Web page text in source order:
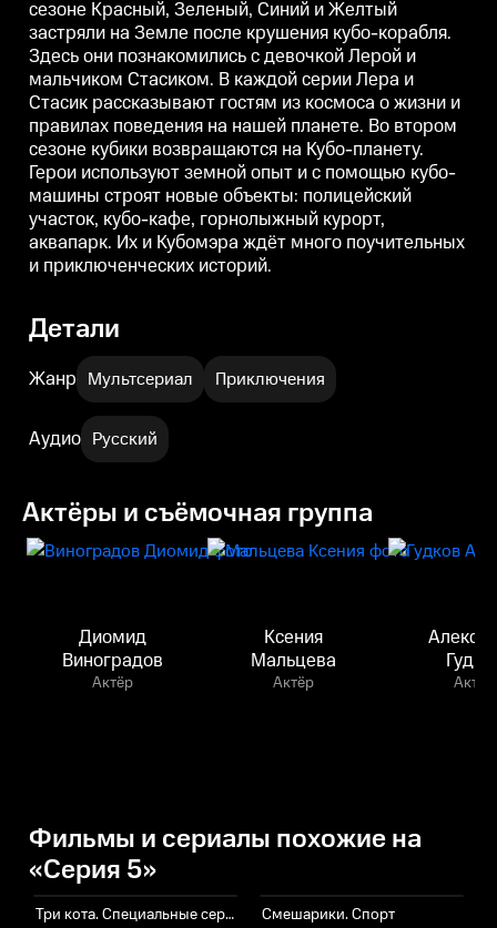
втором сезоне кубики
возвращаются на Кубо-планету.
Герои используют земной опыт
и с помощью кубо-машины
строят новые объекты:
полицейский участок, кубо-
кафе, горнолыжный курорт,
аквапарк. Их и Кубомэра ждёт
много поучительных и
приключенческих историй.
втором сезоне кубики
возвращаются на Кубо-планету.
Герои используют земной опыт
и с помощью кубо-машины
строят новые объекты:
полицейский участок, кубо-
кафе, горнолыжный курорт,
аквапарк. Их и Кубомэра ждёт
много поучительных и
приключенческих историй.
сезоне Красный, Зеленый, Синий и Желтый
застряли на Земле после крушения кубо-корабля.
Здесь они познакомились с девочкой Лерой и
мальчиком Стасиком. В каждой серии Лера и
Стасик рассказывают гостям из космоса о жизни и
правилах поведения на нашей планете. Во втором
сезоне кубики возвращаются на Кубо-планету.
Герои используют земной опыт и с помощью кубо-
машины строят новые объекты: полицейский
участок, кубо-кафе, горнолыжный курорт,
аквапарк. Их и Кубомэра ждёт много поучительных
и приключенческих историй.
Детали
Жанр Мультсериал Приключения
Аудио Русский
Актёры и съёмочная группа
Диомид
Виноградов
Актёр
Ксения
Мальцева
Актёр Актёр
Фильмы и сериалы похожие на
«Серия 5»
Три кота. Специальные серии Смешарики. Спорт